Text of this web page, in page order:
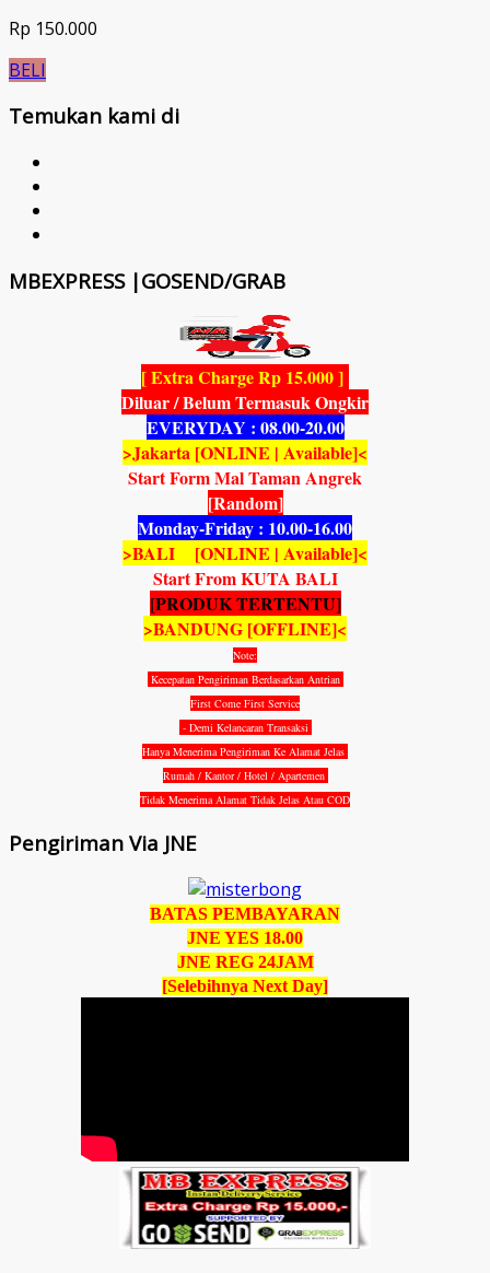
Rp 150.000
BELI
Temukan kami di
MBEXPRESS |GOSEND/GRAB
[ Extra Charge Rp 15.000 ]
Diluar / Belum Termasuk Ongkir
EVERYDAY : 08.00-20.00
>Jakarta [ONLINE | Available]<
Start Form Mal Taman Angrek
[Random]
Monday-Friday : 10.00-16.00
>BALI [ONLINE | Available]<
Start From KUTA BALI
[PRODUK TERTENTU]
>BANDUNG [OFFLINE]<
Note:
Kecepatan Pengiriman Berdasarkan Antrian
First Come First Service
- Demi Kelancaran Transaksi
Hanya Menerima Pengiriman Ke Alamat Jelas
Rumah / Kantor / Hotel / Apartemen
Tidak Menerima Alamat Tidak Jelas Atau COD
Pengiriman Via JNE
BATAS PEMBAYARAN
JNE YES 18.00
JNE REG 24JAM
[Selebihnya Next Day]